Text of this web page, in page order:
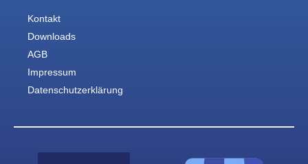
Kontakt
Downloads
AGB
Impressum
Datenschutzerklärung